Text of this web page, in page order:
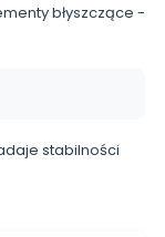
błyszczące -
stabilności